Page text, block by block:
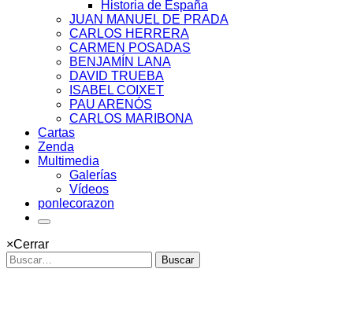
Historia de España
JUAN MANUEL DE PRADA
CARLOS HERRERA
CARMEN POSADAS
BENJAMÍN LANA
DAVID TRUEBA
ISABEL COIXET
PAU ARENÓS
CARLOS MARIBONA
Cartas
Zenda
Multimedia
Galerías
Vídeos
ponlecorazon
×Cerrar
Buscar